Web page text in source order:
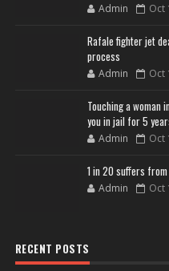
Admin Oct
Rafale fighter jet
process
Admin Oct
Touching a woman
you in jail for 5
Admin Oct
1 in 20 suffers from
Admin Oct
RECENT POSTS